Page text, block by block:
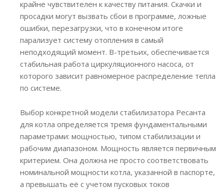
крайне чувствителен к качеству питания. Скачки и
просадки могут вызвать сбои в программе, ложные
ошибки, перезагрузки, что в конечном итоге
парализует систему отопления в самый
неподходящий момент. В-третьих, обеспечивается
стабильная работа циркуляционного насоса, от
которого зависит равномерное распределение тепла
по системе.
Выбор конкретной модели стабилизатора Ресанта
для котла определяется тремя фундаментальными
параметрами: мощностью, типом стабилизации и
рабочим диапазоном. Мощность является первичным
критерием. Она должна не просто соответствовать
номинальной мощности котла, указанной в паспорте,
а превышать её с учетом пусковых токов